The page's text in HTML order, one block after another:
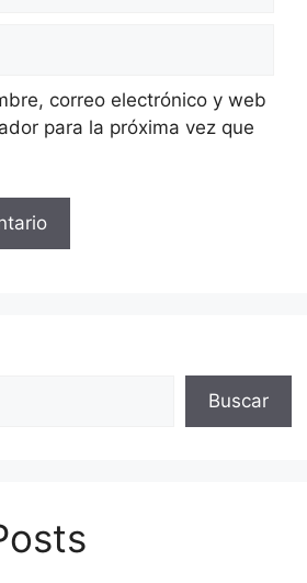
correo electrónico y web
para la próxima vez que
Buscar